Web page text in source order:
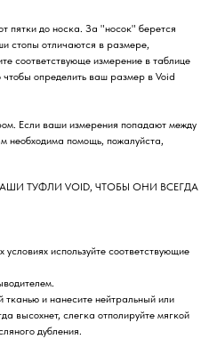
пятки до носка. За "носок" берется
стопы отличаются в размере,
соответствующе измерение в таблице
определить ваш размер в Void
Если ваши измерения попадают между
необходима помощь, пожалуйста,
ТУФЛИ VOID, ЧТОБЫ ОНИ ВСЕГДА
используйте соответствующие
тканью и нанесите нейтральный или
высохнет, слегка отполируйте мягкой
дубления.